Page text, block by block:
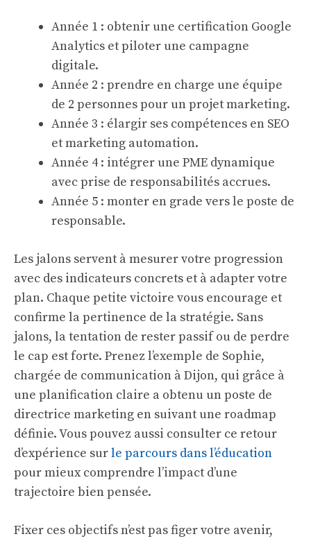
Année 1 : obtenir une certification Google
Analytics et piloter une campagne
digitale.
Année 2 : prendre en charge une équipe
de 2 personnes pour un projet marketing.
Année 3 : élargir ses compétences en SEO
et marketing automation.
Année 4 : intégrer une PME dynamique
avec prise de responsabilités accrues.
Année 5 : monter en grade vers le poste de
responsable.
Les jalons servent à mesurer votre progression
avec des indicateurs concrets et à adapter votre
plan. Chaque petite victoire vous encourage et
confirme la pertinence de la stratégie. Sans
jalons, la tentation de rester passif ou de perdre
le cap est forte. Prenez l’exemple de Sophie,
chargée de communication à Dijon, qui grâce à
une planification claire a obtenu un poste de
directrice marketing en suivant une roadmap
définie. Vous pouvez aussi consulter ce retour
d’expérience surle parcours dans l’éducation
pour mieux comprendre l’impact d’une
trajectoire bien pensée.
Fixer ces objectifs n’est pas figer votre avenir,